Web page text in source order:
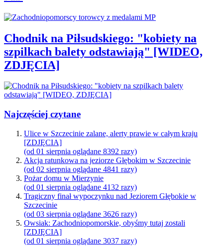
Chodnik na Piłsudskiego: "kobiety na
szpilkach balety odstawiają" [WIDEO,
ZDJĘCIA]
Najczęściej czytane
Ulice w Szczecinie zalane, alerty prawie w całym kraju
[ZDJĘCIA]
(od 01 sierpnia oglądane 8392 razy)
Akcja ratunkowa na jeziorze Głębokim w Szczecinie
(od 02 sierpnia oglądane 4841 razy)
Pożar domu w Mierzynie
(od 01 sierpnia oglądane 4132 razy)
Tragiczny finał wypoczynku nad Jeziorem Głębokie w
Szczecinie
(od 03 sierpnia oglądane 3626 razy)
Owsiak: Zachodniopomorskie, obyśmy tutaj zostali
[ZDJĘCIA]
(od 01 sierpnia oglądane 3037 razy)